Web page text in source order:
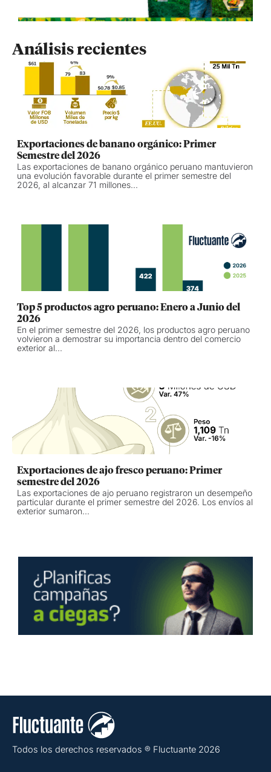
Análisis recientes
Exportaciones de banano orgánico: Primer
Semestre del 2026
Las exportaciones de banano orgánico peruano mantuvieron
una evolución favorable durante el primer semestre del
2026, al alcanzar 71 millones...
Top 5 productos agro peruano: Enero a Junio del
2026
En el primer semestre del 2026, los productos agro peruano
volvieron a demostrar su importancia dentro del comercio
exterior al...
Exportaciones de ajo fresco peruano: Primer
semestre del 2026
Las exportaciones de ajo peruano registraron un desempeño
particular durante el primer semestre del 2026. Los envíos al
exterior sumaron...
Todos los derechos reservados ® Fluctuante 2026